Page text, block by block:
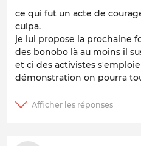
ce qui fut un acte de
culpa.
je lui propose la prochaine
des bonobo là au moins il
et ci des activistes
démonstration on pourra